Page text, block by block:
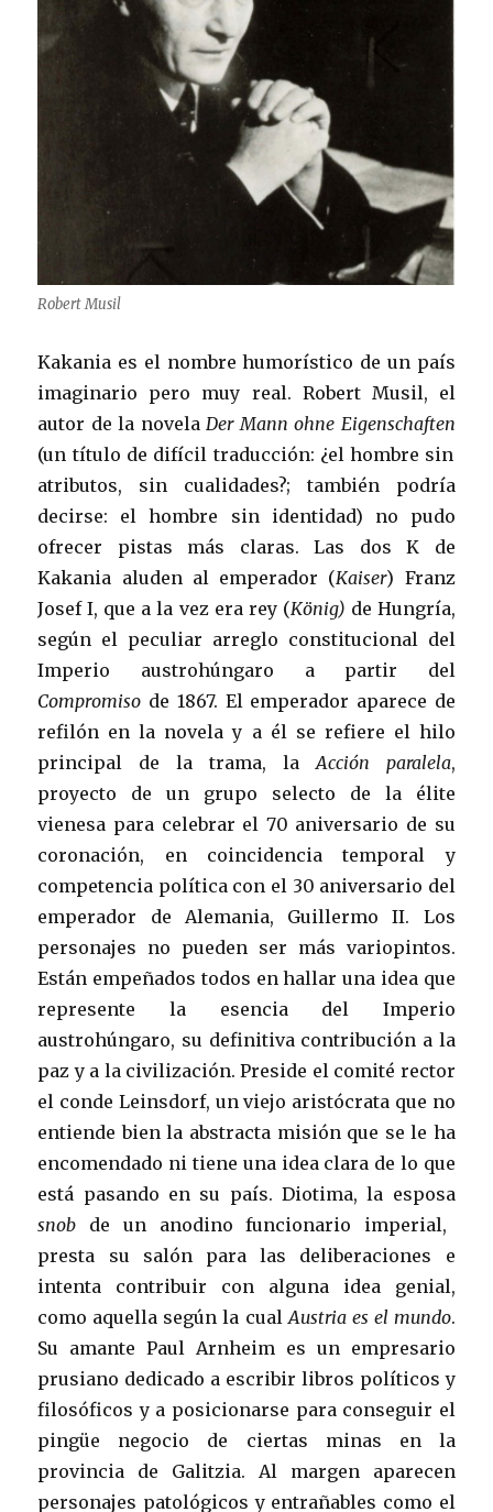
Robert Musil
Kakania es el nombre humorístico de un país
imaginario pero muy real. Robert Musil, el
autor de la novelaDer Mann ohne Eigenschaften
(un título de difícil traducción: ¿el hombre sin
atributos, sin cualidades?; también podría
decirse: el hombre sin identidad) no pudo
ofrecer pistas más claras. Las dos K de
Kakania aluden al emperador (Kaiser) Franz
Josef I, que a la vez era rey (König) de Hungría,
según el peculiar arreglo constitucional del
Imperio austrohúngaro a partir del
Compromiso de 1867. El emperador aparece de
refilón en la novela y a él se refiere el hilo
principal de la trama, laAcción paralela,
proyecto de un grupo selecto de la élite
vienesa para celebrar el 70 aniversario de su
coronación, en coincidencia temporal y
competencia política con el 30 aniversario del
emperador de Alemania, Guillermo II. Los
personajes no pueden ser más variopintos.
Están empeñados todos en hallar una idea que
represente la esencia del Imperio
austrohúngaro, su definitiva contribución a la
paz y a la civilización. Preside el comité rector
el conde Leinsdorf, un viejo aristócrata que no
entiende bien la abstracta misión que se le ha
encomendado ni tiene una idea clara de lo que
está pasando en su país. Diotima, la esposa
snob de un anodino funcionario imperial,
presta su salón para las deliberaciones e
intenta contribuir con alguna idea genial,
como aquella según la cualAustria es el mundo.
Su amante Paul Arnheim es un empresario
prusiano dedicado a escribir libros políticos y
filosóficos y a posicionarse para conseguir el
pingüe negocio de ciertas minas en la
provincia de Galitzia. Al margen aparecen
personajes patológicos y entrañables como el